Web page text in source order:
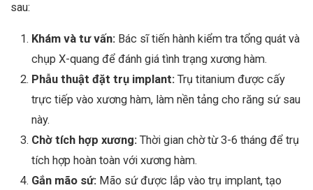
sau:
Khám và tư vấn: Bác sĩ tiến hành kiểm tra tổng quát và
chụp X-quang để đánh giá tình trạng xương hàm.
Phẫu thuật đặt trụ implant: Trụ titanium được cấy
trực tiếp vào xương hàm, làm nền tảng cho răng sứ sau
này.
Chờ tích hợp xương: Thời gian chờ từ 3-6 tháng để trụ
tích hợp hoàn toàn với xương hàm.
Gắn mão sứ: Mão sứ được lắp vào trụ implant, tạo